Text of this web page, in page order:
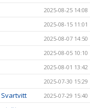
2025-08-25 14:08
2025-08-15 11:01
2025-08-07 14:50
2025-08-05 10:10
2025-08-01 13:42
2025-07-30 15:29
2025-07-29 15:40